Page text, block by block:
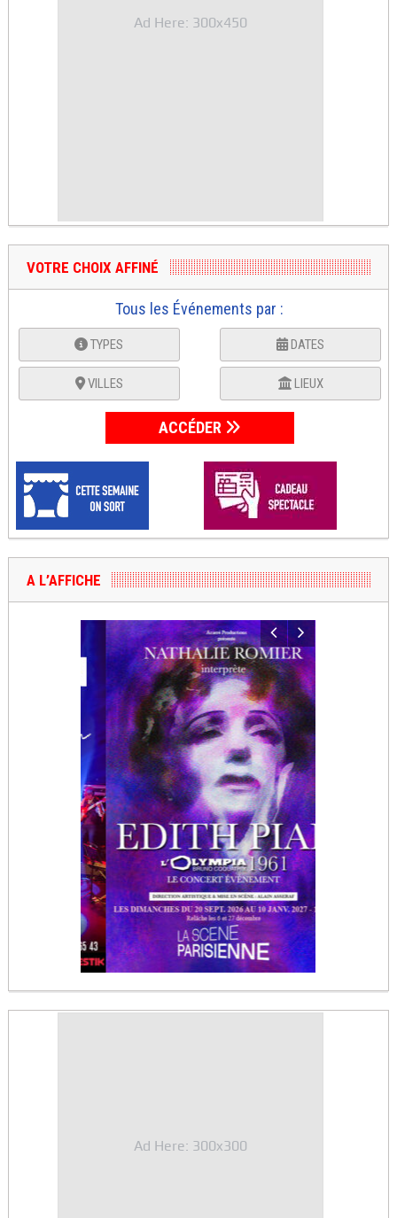
Ad Here: 300x450
VOTRE CHOIX AFFINÉ
Tous les Événements par :
TYPES DATES
VILLES LIEUX
ACCÉDER
A L’AFFICHE
Ad Here: 300x300